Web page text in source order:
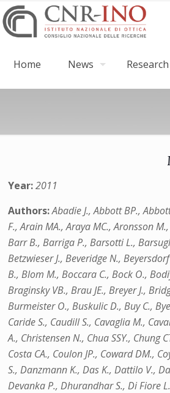
Home News Research
Year:2011
Authors:Abadie J., Abbott BP.,
F., Arain MA., Araya MC., Aronsson
Barr B., Barriga P., Barsotti L.,
Betzwieser J., Beveridge N.,
B., Blom M., Boccara C., Bock O.,
Braginsky VB., Brau JE., Breyer J.,
Burmeister O., Buskulic D., Buy C.,
Caride S., Caudill S., Cavaglia M.,
A., Christensen N., Chua SSY., Chung
Costa CA., Coulon JP., Coward DM.,
S., Danzmann K., Das K., Dattilo V.,
Devanka P., Dhurandhar S., Di Fiore